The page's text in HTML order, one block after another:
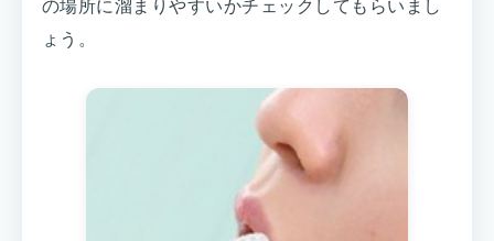
の場所に溜まりやすいかチェックしてもらいまし
ょう。